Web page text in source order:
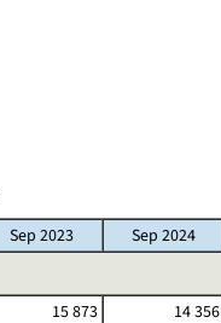
Sep 2023 Sep 2024
15 873 14 356